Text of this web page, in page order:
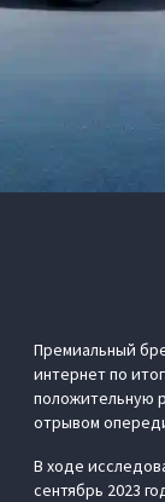
Премиальный
интернет по
положительную
отрывом
В ходе
сентябрь 2023